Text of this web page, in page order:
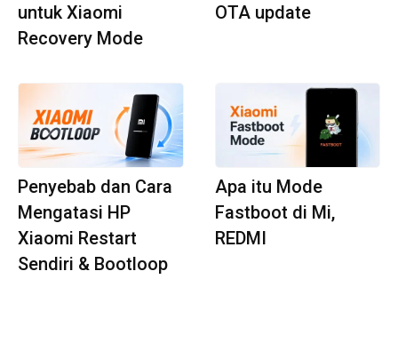
untuk Xiaomi
Recovery Mode
OTA update
Penyebab dan Cara
Mengatasi HP
Xiaomi Restart
Sendiri & Bootloop
Apa itu Mode
Fastboot di Mi,
REDMI